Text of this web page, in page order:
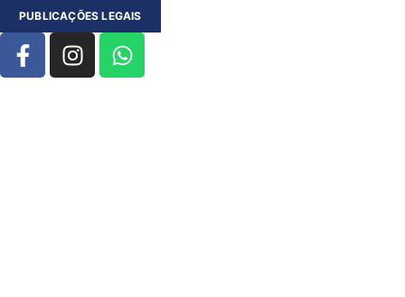
PUBLICAÇÕES LEGAIS